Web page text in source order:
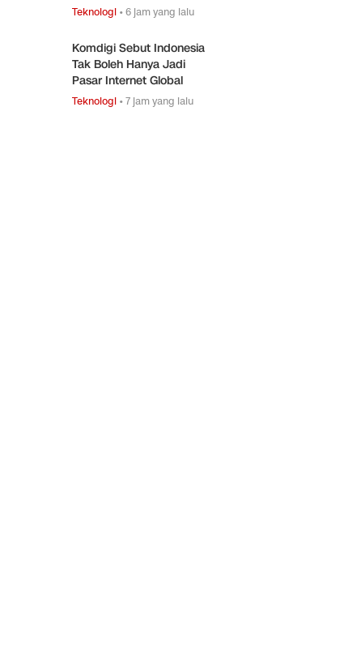
Teknologi •6 jam yang lalu
Komdigi Sebut Indonesia
Tak Boleh Hanya Jadi
Pasar Internet Global
Teknologi •7 jam yang lalu